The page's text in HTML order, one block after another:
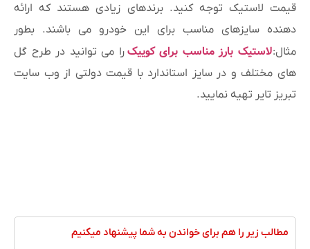
قیمت لاستیک توجه کنید. برندهای زیادی هستند که ارائه
دهنده سایزهای مناسب برای این خودرو می باشند. بطور
مثال:لاستیک بارز مناسب برای کوییک را می توانید در طرح گل
های مختلف و در سایز استاندارد با قیمت دولتی از وب سایت
تبریز تایر تهیه نمایید.
مطالب زیر را هم برای خواندن به شما پیشنهاد میکنیم